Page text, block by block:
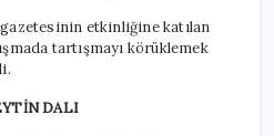
etkinliğine katılan
tartışmayı körüklemek
DALI